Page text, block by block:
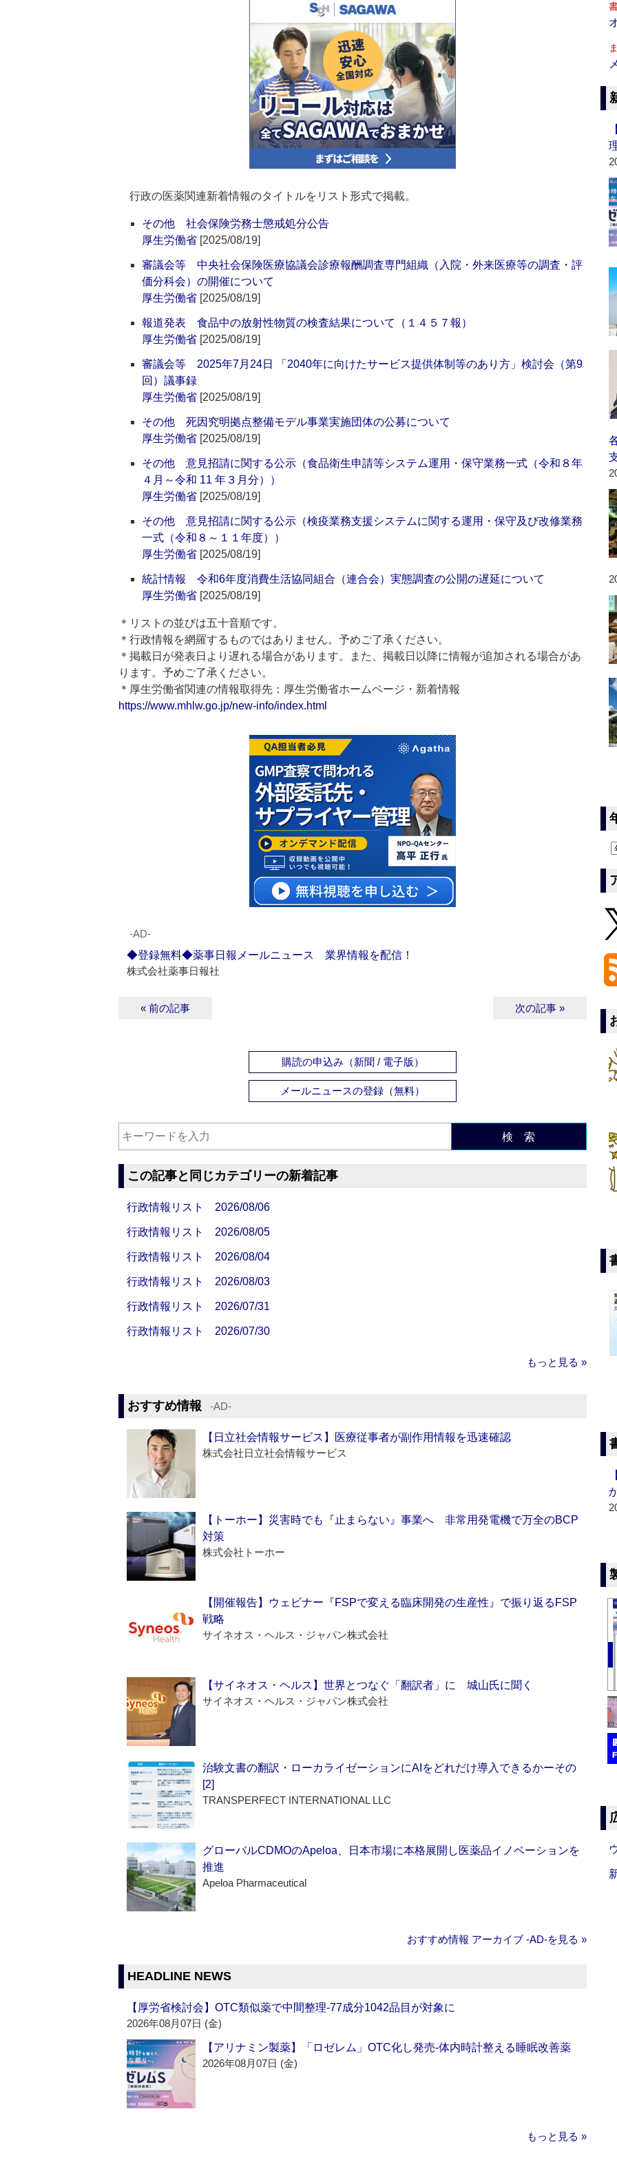
行政の医薬関連新着情報のタイトルをリスト形式で掲載。
その他 社会保険労務士懲戒処分公告
厚生労働省 [2025/08/19]
審議会等 中央社会保険医療協議会診療報酬調査専門組織（入院・外来医療等の調査・評
価分科会）の開催について
厚生労働省 [2025/08/19]
報道発表 食品中の放射性物質の検査結果について（１４５７報）
厚生労働省 [2025/08/19]
審議会等 2025年7月24日 「2040年に向けたサービス提供体制等のあり方」検討会（第9
回）議事録
厚生労働省 [2025/08/19]
その他 死因究明拠点整備モデル事業実施団体の公募について
厚生労働省 [2025/08/19]
その他 意見招請に関する公示（食品衛生申請等システム運用・保守業務一式（令和８年
４月～令和 11 年３月分））
厚生労働省 [2025/08/19]
その他 意見招請に関する公示（検疫業務支援システムに関する運用・保守及び改修業務
一式（令和８～１１年度））
厚生労働省 [2025/08/19]
統計情報 令和6年度消費生活協同組合（連合会）実態調査の公開の遅延について
厚生労働省 [2025/08/19]
＊リストの並びは五十音順です。
＊行政情報を網羅するものではありません。予めご了承ください。
＊掲載日が発表日より遅れる場合があります。また、掲載日以降に情報が追加される場合があ
ります。予めご了承ください。
＊厚生労働省関連の情報取得先：厚生労働省ホームページ・新着情報
https://www.mhlw.go.jp/new-info/index.html
‐AD‐
◆登録無料◆薬事日報メールニュース 業界情報を配信！
株式会社薬事日報社
« 前の記事 次の記事 »
購読の申込み（新聞 / 電子版）
メールニュースの登録（無料）
検 索
この記事と同じカテゴリーの新着記事
行政情報リスト 2026/08/06
行政情報リスト 2026/08/05
行政情報リスト 2026/08/04
行政情報リスト 2026/08/03
行政情報リスト 2026/07/31
行政情報リスト 2026/07/30
もっと見る »
おすすめ情報 ‐AD‐
【日立社会情報サービス】医療従事者が副作用情報を迅速確認
株式会社日立社会情報サービス
【トーホー】災害時でも『止まらない』事業へ 非常用発電機で万全のBCP
対策
株式会社トーホー
【開催報告】ウェビナー『FSPで変える臨床開発の生産性』で振り返るFSP
戦略
サイネオス・ヘルス・ジャパン株式会社
【サイネオス・ヘルス】世界とつなぐ「翻訳者」に 城山氏に聞く
サイネオス・ヘルス・ジャパン株式会社
治験文書の翻訳・ローカライゼーションにAIをどれだけ導入できるかーその
[2]
TRANSPERFECT INTERNATIONAL LLC
グローバルCDMOのApeloa、日本市場に本格展開し医薬品イノベーションを
推進
Apeloa Pharmaceutical
おすすめ情報 アーカイブ ‐AD‐を見る »
HEADLINE NEWS
【厚労省検討会】OTC類似薬で中間整理‐77成分1042品目が対象に
2026年08月07日 (金)
【アリナミン製薬】「ロゼレム」OTC化し発売‐体内時計整える睡眠改善薬
2026年08月07日 (金)
もっと見る »